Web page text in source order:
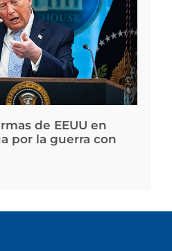
de EEUU en
por la guerra con